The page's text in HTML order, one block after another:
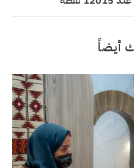
أيضاً